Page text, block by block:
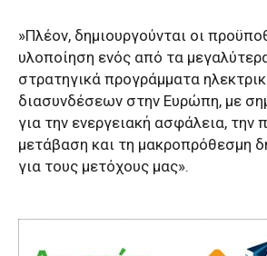
»Πλέον, δημιουργούνται οι
υλοποίηση ενός από τα
στρατηγικά προγράμματα
διασυνδέσεων στην Ευρώπη, με
για την ενεργειακή ασφάλεια, την
μετάβαση και τη μακροπρόθεσμη
για τους μετόχους μας».